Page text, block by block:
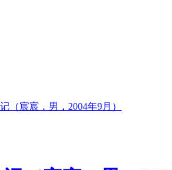
（宸宸，男，2004年9月）